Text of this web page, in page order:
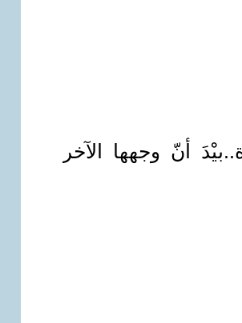
أنّ وجهها الآخر